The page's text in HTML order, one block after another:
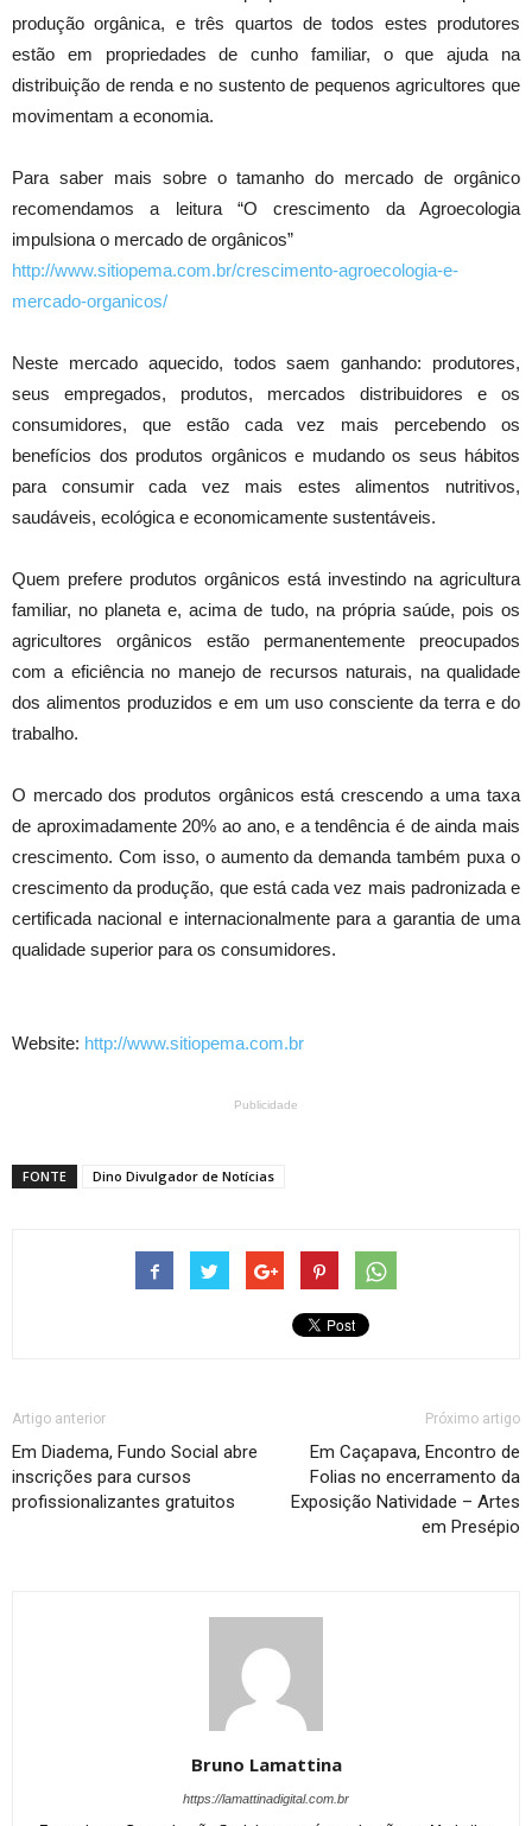
produção orgânica, e três quartos de todos estes produtores
estão em propriedades de cunho familiar, o que ajuda na
distribuição de renda e no sustento de pequenos agricultores que
movimentam a economia.
Para saber mais sobre o tamanho do mercado de orgânico
recomendamos a leitura “O crescimento da Agroecologia
impulsiona o mercado de orgânicos”
http://www.sitiopema.com.br/crescimento-agroecologia-e-
mercado-organicos/
Neste mercado aquecido, todos saem ganhando: produtores,
seus empregados, produtos, mercados distribuidores e os
consumidores, que estão cada vez mais percebendo os
benefícios dos produtos orgânicos e mudando os seus hábitos
para consumir cada vez mais estes alimentos nutritivos,
saudáveis, ecológica e economicamente sustentáveis.
Quem prefere produtos orgânicos está investindo na agricultura
familiar, no planeta e, acima de tudo, na própria saúde, pois os
agricultores orgânicos estão permanentemente preocupados
com a eficiência no manejo de recursos naturais, na qualidade
dos alimentos produzidos e em um uso consciente da terra e do
trabalho.
O mercado dos produtos orgânicos está crescendo a uma taxa
de aproximadamente 20% ao ano, e a tendência é de ainda mais
crescimento. Com isso, o aumento da demanda também puxa o
crescimento da produção, que está cada vez mais padronizada e
certificada nacional e internacionalmente para a garantia de uma
qualidade superior para os consumidores.
Website: http://www.sitiopema.com.br
Publicidade
FONTE Dino Divulgador de Notícias
Artigo anterior
Em Diadema, Fundo Social abre
inscrições para cursos
profissionalizantes gratuitos
Próximo artigo
Em Caçapava, Encontro de
Folias no encerramento da
Exposição Natividade – Artes
em Presépio
Bruno Lamattina
https://lamattinadigital.com.br